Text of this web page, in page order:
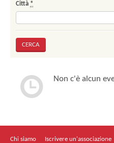
Città *
Non c'è alcun
Chi siamo Iscrivere un'associazione